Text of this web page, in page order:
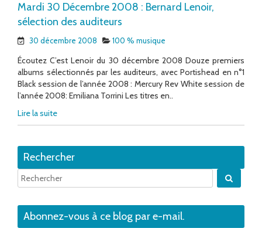
Mardi 30 Décembre 2008 : Bernard Lenoir,
sélection des auditeurs
30 décembre 2008 100 % musique
Écoutez C’est Lenoir du 30 décembre 2008 Douze premiers
albums sélectionnés par les auditeurs, avec Portishead en n°1
Black session de l’année 2008 : Mercury Rev White session de
l’année 2008: Emiliana Torrini Les titres en..
Lire la suite
Rechercher
Abonnez-vous à ce blog par e-mail.